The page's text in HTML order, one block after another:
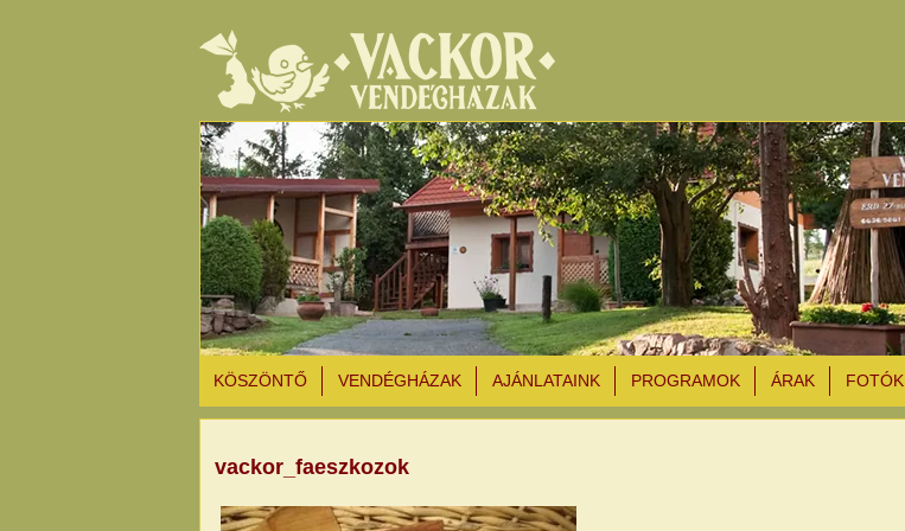
KÖSZÖNTŐ VENDÉGHÁZAK AJÁNLATAINK PROGRAMOK ÁRAK FOTÓK
vackor_faeszkozok